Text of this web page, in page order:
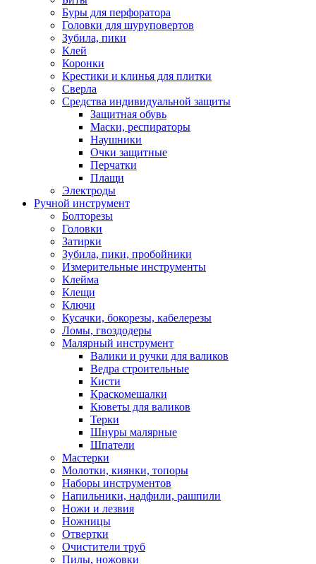
Буры для перфоратора
Головки для шуруповертов
Зубила, пики
Клей
Коронки
Крестики и клинья для плитки
Сверла
Средства индивидуальной защиты
Защитная обувь
Маски, респираторы
Наушники
Очки защитные
Перчатки
Плащи
Электроды
Ручной инструмент
Болторезы
Головки
Затирки
Зубила, пики, пробойники
Измерительные инструменты
Клейма
Клещи
Ключи
Кусачки, бокорезы, кабелерезы
Ломы, гвоздодеры
Малярный инструмент
Валики и ручки для валиков
Ведра строительные
Кисти
Краскомешалки
Кюветы для валиков
Терки
Шнуры малярные
Шпатели
Мастерки
Молотки, киянки, топоры
Наборы инструментов
Напильники, надфили, рашпили
Ножи и лезвия
Ножницы
Отвертки
Очистители труб
Пилы, ножовки